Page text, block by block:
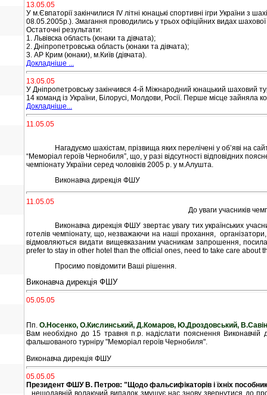
13.05.05
У м.Євпаторії закінчилися IV літні юнацькі спортивні ігри України з
08.05.2005р.). Змагання проводились у трьох офіційних видах
Остаточні результати:
1. Львівска область (юнаки та дівчата);
2. Дніпропетровська область (юнаки та дівчата);
3. АР Крим (юнаки), м.Київ (дівчата).
Докладніше ...
13.05.05
У Дніпропетровську закінчився 4-й Міжнародний юнацький шаховий
14 команд із України, Білорусі, Молдови, Росії. Перше місце
Докладніше...
11.05.05
Нагадуємо шахістам, прізвища яких перелічені у об’яві на
“Меморіал героїв Чернобиля”, що, у разі відсутності відповідних
чемпіонату України серед чоловіків 2005 р. у м.Алушта.
Виконавча дирекція ФШУ
11.05.05
До уваги учасників
Виконавча дирекція ФШУ звертає увагу тих українських
готелів чемпіонату, що, незважаючи на наші прохання,
відмовляються видати вищевказаним учасникам запрошення,
prefer to stay in other hotel than the official ones, need to take care about
Просимо повідомити Ваші рішення.
Виконавча дирекція ФШУ
05.05.05
Пп. О.Носенко, О.Кислинський, Д.Комаров, Ю.Дроздовський,
Вам необхідно до 15 травня п.р. надіслати пояснення
фальшованого турніру "Меморіал героїв Чернобиля".
Виконавча дирекція ФШУ
05.05.05
Президент ФШУ В. Петров: "Щодо фальсифікаторів і їхніх
...нещодавній волаючий випадок змушує нас знову звернутися до